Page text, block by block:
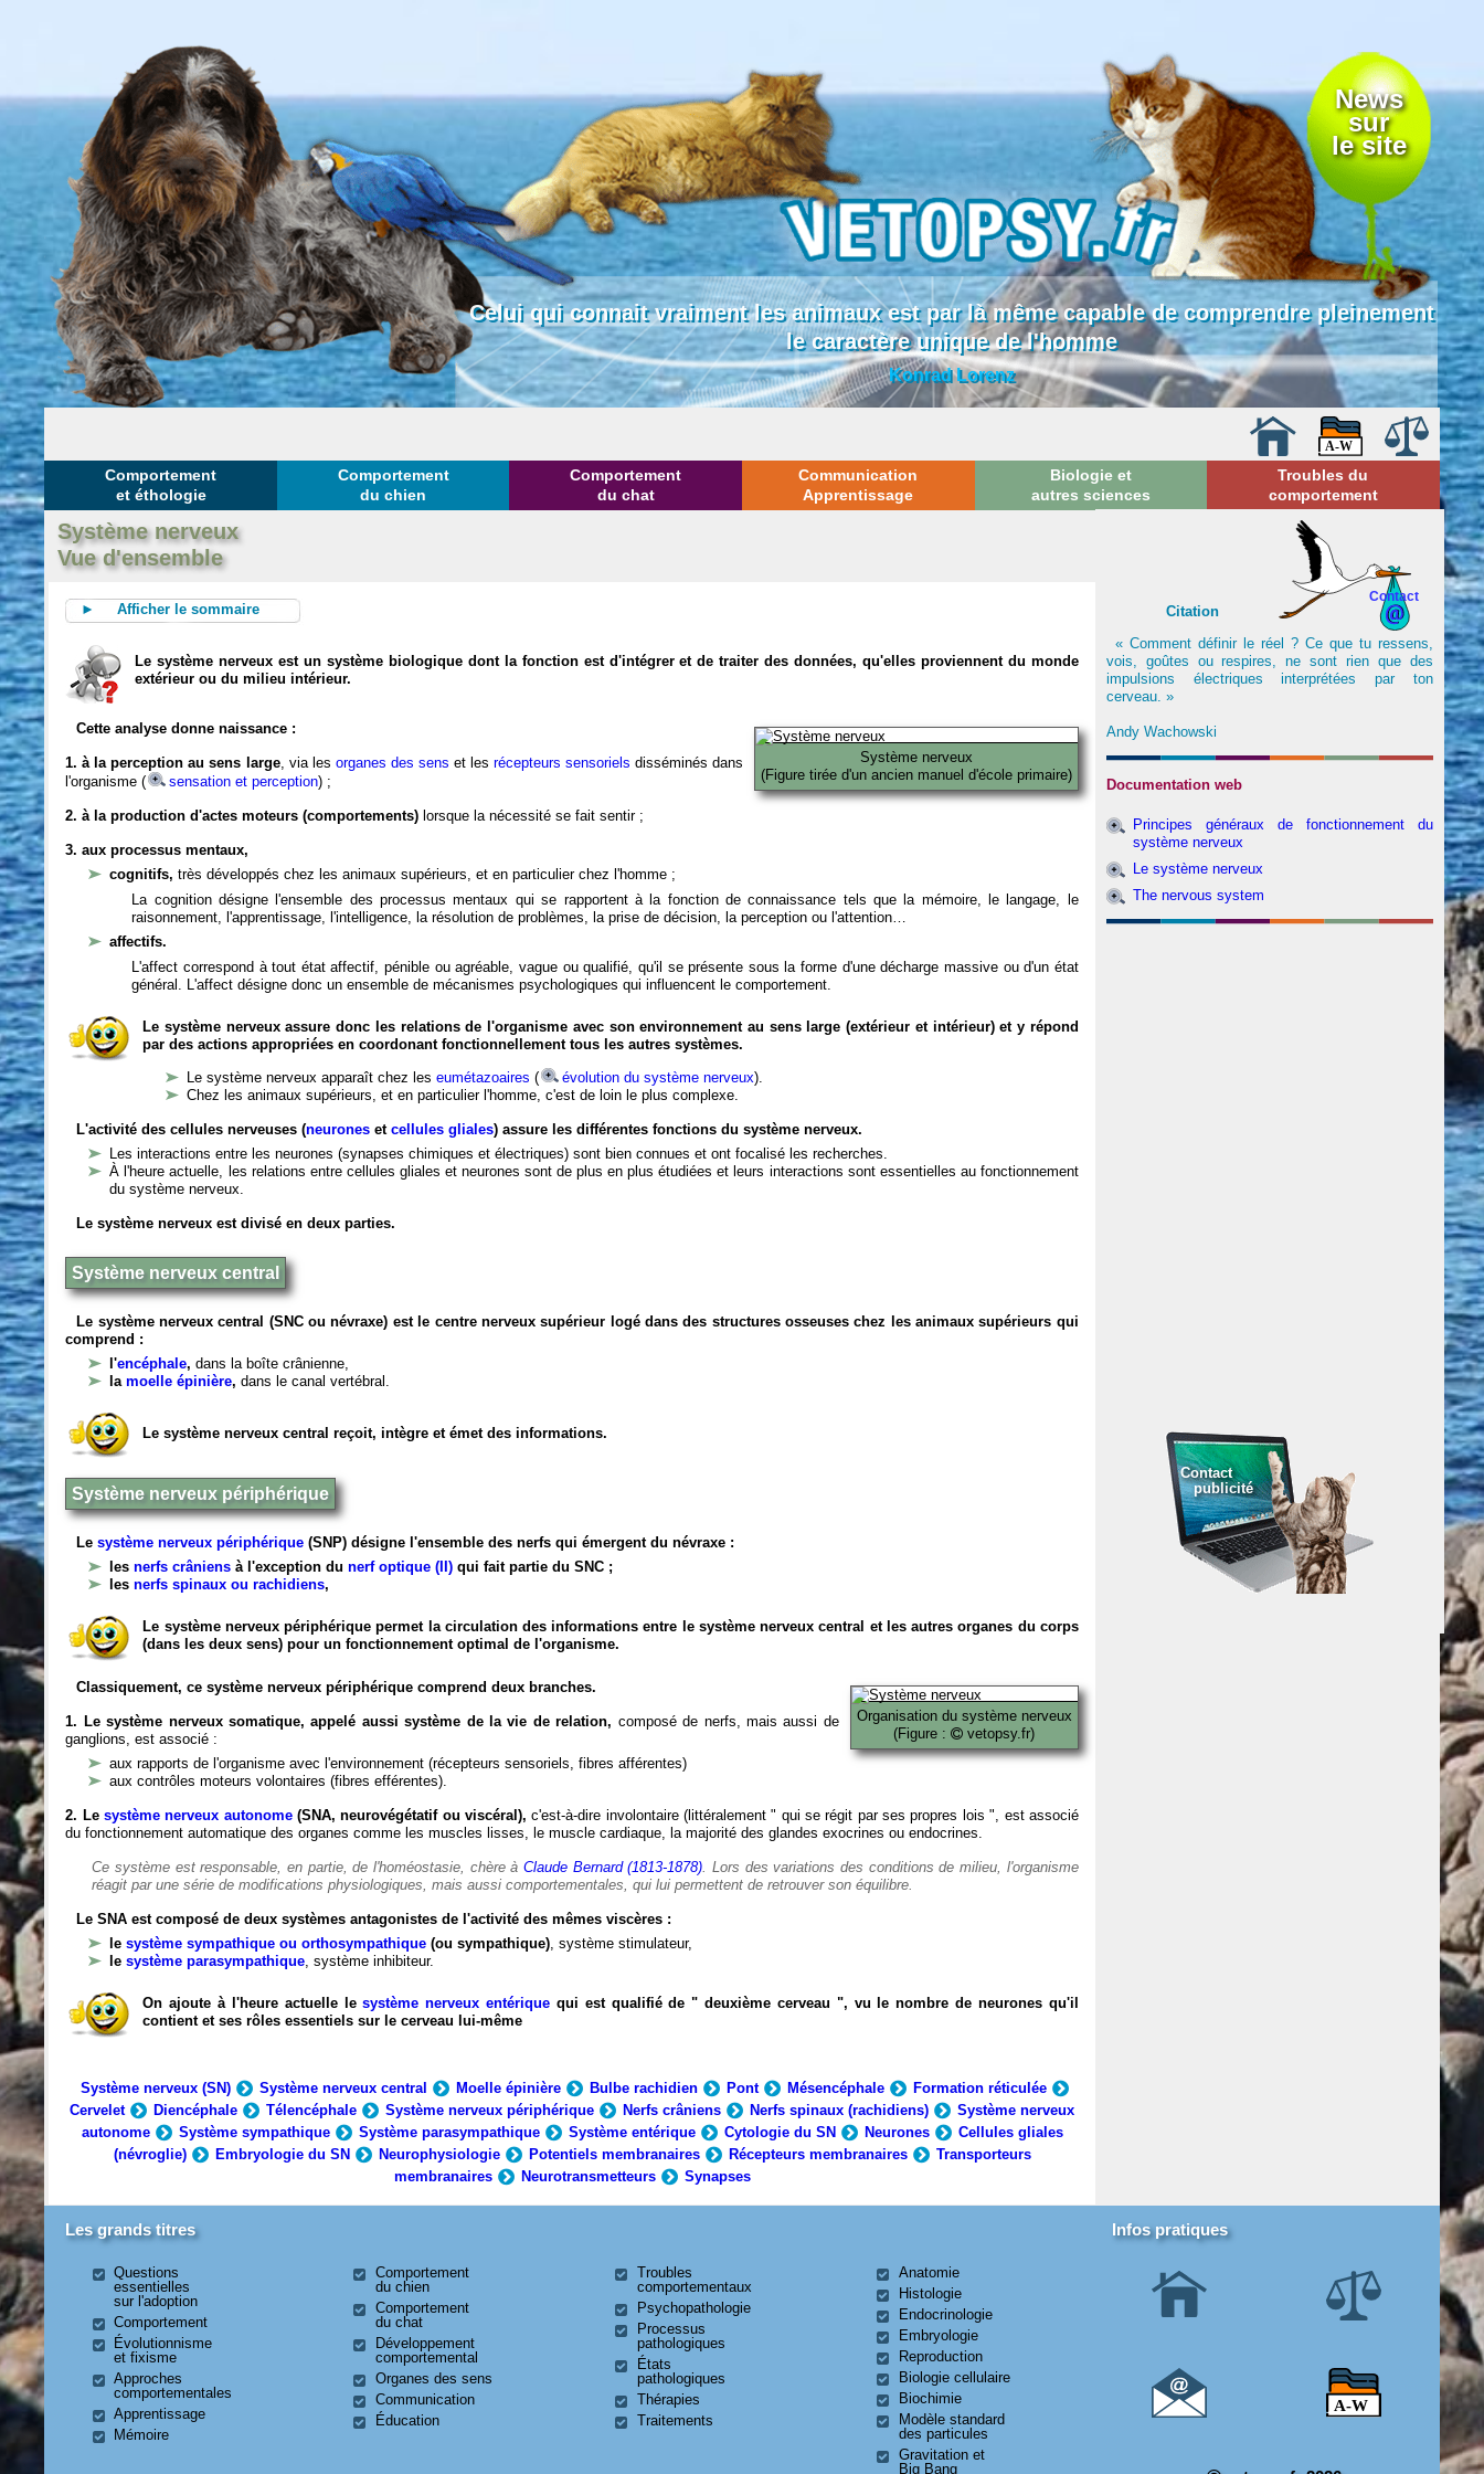
News
sur
le site
Celui qui connait vraiment les animaux est par là même capable de comprendre pleinement
le caractère unique de l'homme
Konrad Lorenz
Comportement
et éthologie
Comportement
du chien
Comportement
du chat
Communication
Apprentissage
Biologie et
autres sciences
Troubles du
comportement
Système nerveux
Vue d'ensemble
► Afficher le sommaire
Le système nerveux est un système biologique dont la fonction est d'intégrer et de traiter des données, qu'elles proviennent du monde
extérieur ou du milieu intérieur.
Système nerveux
(Figure tirée d'un ancien manuel d'école primaire)
Cette analyse donne naissance :
1. à la perception au sens large, via les organes des sens et les récepteurs sensoriels disséminés dans
l'organisme (
sensation et perception) ;
2. à la production d'actes moteurs (comportements) lorsque la nécessité se fait sentir ;
3. aux processus mentaux,
cognitifs,très développés chez les animaux supérieurs, et en particulier chez l'homme ;
La cognition désigne l'ensemble des processus mentaux qui se rapportent à la fonction de connaissance tels que la mémoire, le langage, le
raisonnement, l'apprentissage, l'intelligence, la résolution de problèmes, la prise de décision, la perception ou l'attention…
affectifs.
L'affect correspond à tout état affectif, pénible ou agréable, vague ou qualifié, qu'il se présente sous la forme d'une décharge massive ou d'un état
général. L'affect désigne donc un ensemble de mécanismes psychologiques qui influencent le comportement.
Le système nerveux assure donc les relations de l'organisme avec son environnement au sens large (extérieur et intérieur) et y répond
par des actions appropriées en coordonant fonctionnellement tous les autres systèmes.
Le système nerveux apparaît chez leseumétazoaires ( évolution du système nerveux).
Chez les animaux supérieurs, et en particulier l'homme, c'est de loin le plus complexe.
L'activité des cellules nerveuses (neurones etcellules gliales) assure les différentes fonctions du système nerveux.
Les interactions entre les neurones (synapses chimiques et électriques) sont bien connues et ont focalisé les recherches.
À l'heure actuelle, les relations entre cellules gliales et neurones sont de plus en plus étudiées et leurs interactions sont essentielles au fonctionnement
du système nerveux.
Le système nerveux est divisé en deux parties.
Système nerveux central
Le système nerveux central (SNC ou névraxe) est le centre nerveux supérieur logé dans des structures osseuses chez les animaux supérieurs qui
comprend :
l'encéphale,dans la boîte crânienne,
lamoelle épinière,dans le canal vertébral.
Le système nerveux central reçoit, intègre et émet des informations.
Système nerveux périphérique
Lesystème nerveux périphérique (SNP) désigne l'ensemble des nerfs qui émergent du névraxe :
lesnerfs crâniens à l'exception du nerf optique (II) qui fait partie du SNC ;
lesnerfs spinaux ou rachidiens,
Le système nerveux périphérique permet la circulation des informations entre le système nerveux central et les autres organes du corps
(dans les deux sens) pour un fonctionnement optimal de l'organisme.
Organisation du système nerveux
(Figure :
vetopsy.fr)
Classiquement, ce système nerveux périphérique comprend deux branches.
1. Le système nerveux somatique, appelé aussi système de la vie de relation, composé de nerfs, mais aussi de
ganglions, est associé :
aux rapports de l'organisme avec l'environnement (récepteurs sensoriels, fibres afférentes)
aux contrôles moteurs volontaires (fibres efférentes).
2. Le système nerveux autonome(SNA, neurovégétatif ou viscéral), c'est-à-dire involontaire (littéralement " qui se régit par ses propres lois ", est associé
du fonctionnement automatique des organes comme les muscles lisses, le muscle cardiaque, la majorité des glandes exocrines ou endocrines.
Ce système est responsable, en partie, de l'homéostasie, chère àClaude Bernard (1813-1878). Lors des variations des conditions de milieu, l'organisme
réagit par une série de modifications physiologiques, mais aussi comportementales, qui lui permettent de retrouver son équilibre.
Le SNA est composé de deux systèmes antagonistes de l'activité des mêmes viscères :
lesystème sympathique ou orthosympathique (ou sympathique), système stimulateur,
lesystème parasympathique, système inhibiteur.
On ajoute à l'heure actuelle lesystème nerveux entérique qui est qualifié de " deuxième cerveau ", vu le nombre de neurones qu'il
contient et ses rôles essentiels sur le cerveau lui-même
Système nerveux (SN) Système nerveux central Moelle épinière Bulbe rachidien Pont Mésencéphale
Formation réticulée
Cervelet
Diencéphale Télencéphale Système nerveux périphérique Nerfs crâniens Nerfs spinaux (rachidiens)
Système nerveux
autonome
Système sympathique Système parasympathique Système entérique Cytologie du SN Neurones
Cellules gliales
(névroglie)
Embryologie du SN Neurophysiologie Potentiels membranaires Récepteurs membranaires
Transporteurs
membranaires
Neurotransmetteurs Synapses
Contact
Citation
« Comment définir le réel ? Ce que tu ressens,
vois, goûtes ou respires, ne sont rien que des
impulsions électriques interprétées par ton
cerveau. »
Andy Wachowski
Documentation web
Principes généraux de fonctionnement du
système nerveux
Le système nerveux
The nervous system
Contact
publicité
Les grands titres
Questions
essentielles
sur l'adoption
Comportement
Évolutionnisme
et fixisme
Approches
comportementales
Apprentissage
Mémoire
Comportement
du chien
Comportement
du chat
Développement
comportemental
Organes des sens
Communication
Éducation
Troubles
comportementaux
Psychopathologie
Processus
pathologiques
États
pathologiques
Thérapies
Traitements
Anatomie
Histologie
Endocrinologie
Embryologie
Reproduction
Biologie cellulaire
Biochimie
Modèle standard
des particules
Gravitation et
Big Bang
Infos pratiques